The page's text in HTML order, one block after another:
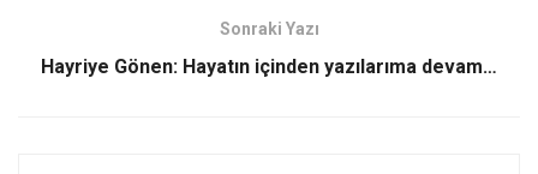
Sonraki Yazı
Hayriye Gönen: Hayatın içinden yazılarıma devam…